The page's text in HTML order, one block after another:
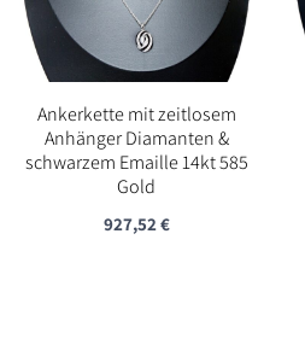
Ankerkette mit zeitlosem
Anhänger Diamanten &
schwarzem Emaille 14kt 585
Gold
927,52€